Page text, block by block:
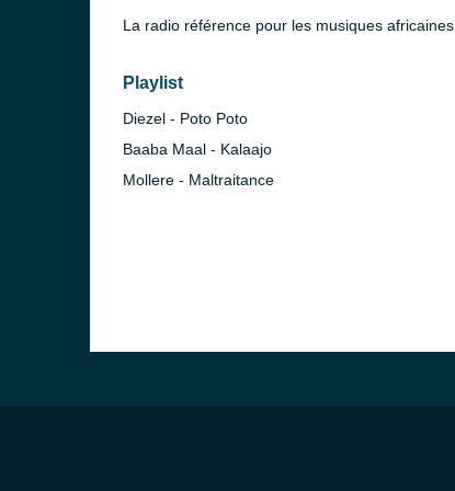
La radio référence pour les musiques africaines
Playlist
Diezel - Poto Poto
Baaba Maal - Kalaajo
Mollere - Maltraitance